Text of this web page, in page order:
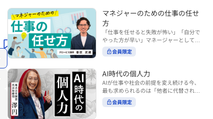
携わるリーダー・マネージャーの方 ・AI
を活用して事業創出のスピードや成功確
率を高めたい方 ・AI時代における新規事
業リーダーの役割やマインドセットを学
びたい方 ■AIシフトシリーズとは？ 『AI
BUSINESS SHIFTシリーズ』は以下の3
す。（順次公開） https://unlimited.glo
bis.co.jp/ja/tags/AI%E3%83%93%E3%8
2%B8%E3%83%8D%E3%82%B9%E3%
82%B7%E3%83%95%E3%83%88 ・基
礎編（第1回〜3回）：リーダーやマネー
（#2以降は順次公開） 本コースでは、
「勝てる営業とは？トップ5%セールス
の共通点」をテーマに BtoBでお客様に
選ばれる営業の役割 トップ5％のセール
スに共通する行動や考え方 成果につなが
る実践的なポイント などを解説します。
◾️こんな方におすすめ 提案しても顧客に
が多い方 顧客の本当の課題や決裁者の判
断基準をつかみきれず、案件が前に進ま
ない方 再現性のある営業テクニックを身
につけたい方 ※本動画は、制作時点の情
報に基づき作成したものです（2026年7
マネジャーのための仕事の任せ
方
「仕事を任せると失敗が怖い」「自分で
やった方が早い」マネージャーとしてメ
ンバーやチームの力を引き出しながら成
果を上げるには、どのように仕事を任せ
い時代において、マネージャーとして成
果を上げ続けるためには、メンバーの個
性や特性を理解し、それに合わせた効果
的な任せ方を身につけることが重要で
す。このコースでは、ソーシャルスタイ
会員限定
AI時代の個人力
AIが仕事や社会の前提を変え続ける今、
最も求められるのは「他者に代替されな
い個としての力」“個人力”です。 本コー
スでは、澤円氏の著書『個人力』をもと
会員限定